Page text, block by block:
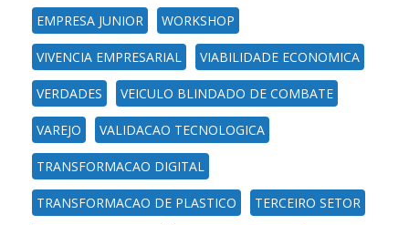
EMPRESA JUNIOR WORKSHOP
VIVENCIA EMPRESARIAL VIABILIDADE ECONOMICA
VERDADES VEICULO BLINDADO DE COMBATE
VAREJO VALIDACAO TECNOLOGICA
TRANSFORMACAO DIGITAL
TRANSFORMACAO DE PLASTICO TERCEIRO SETOR